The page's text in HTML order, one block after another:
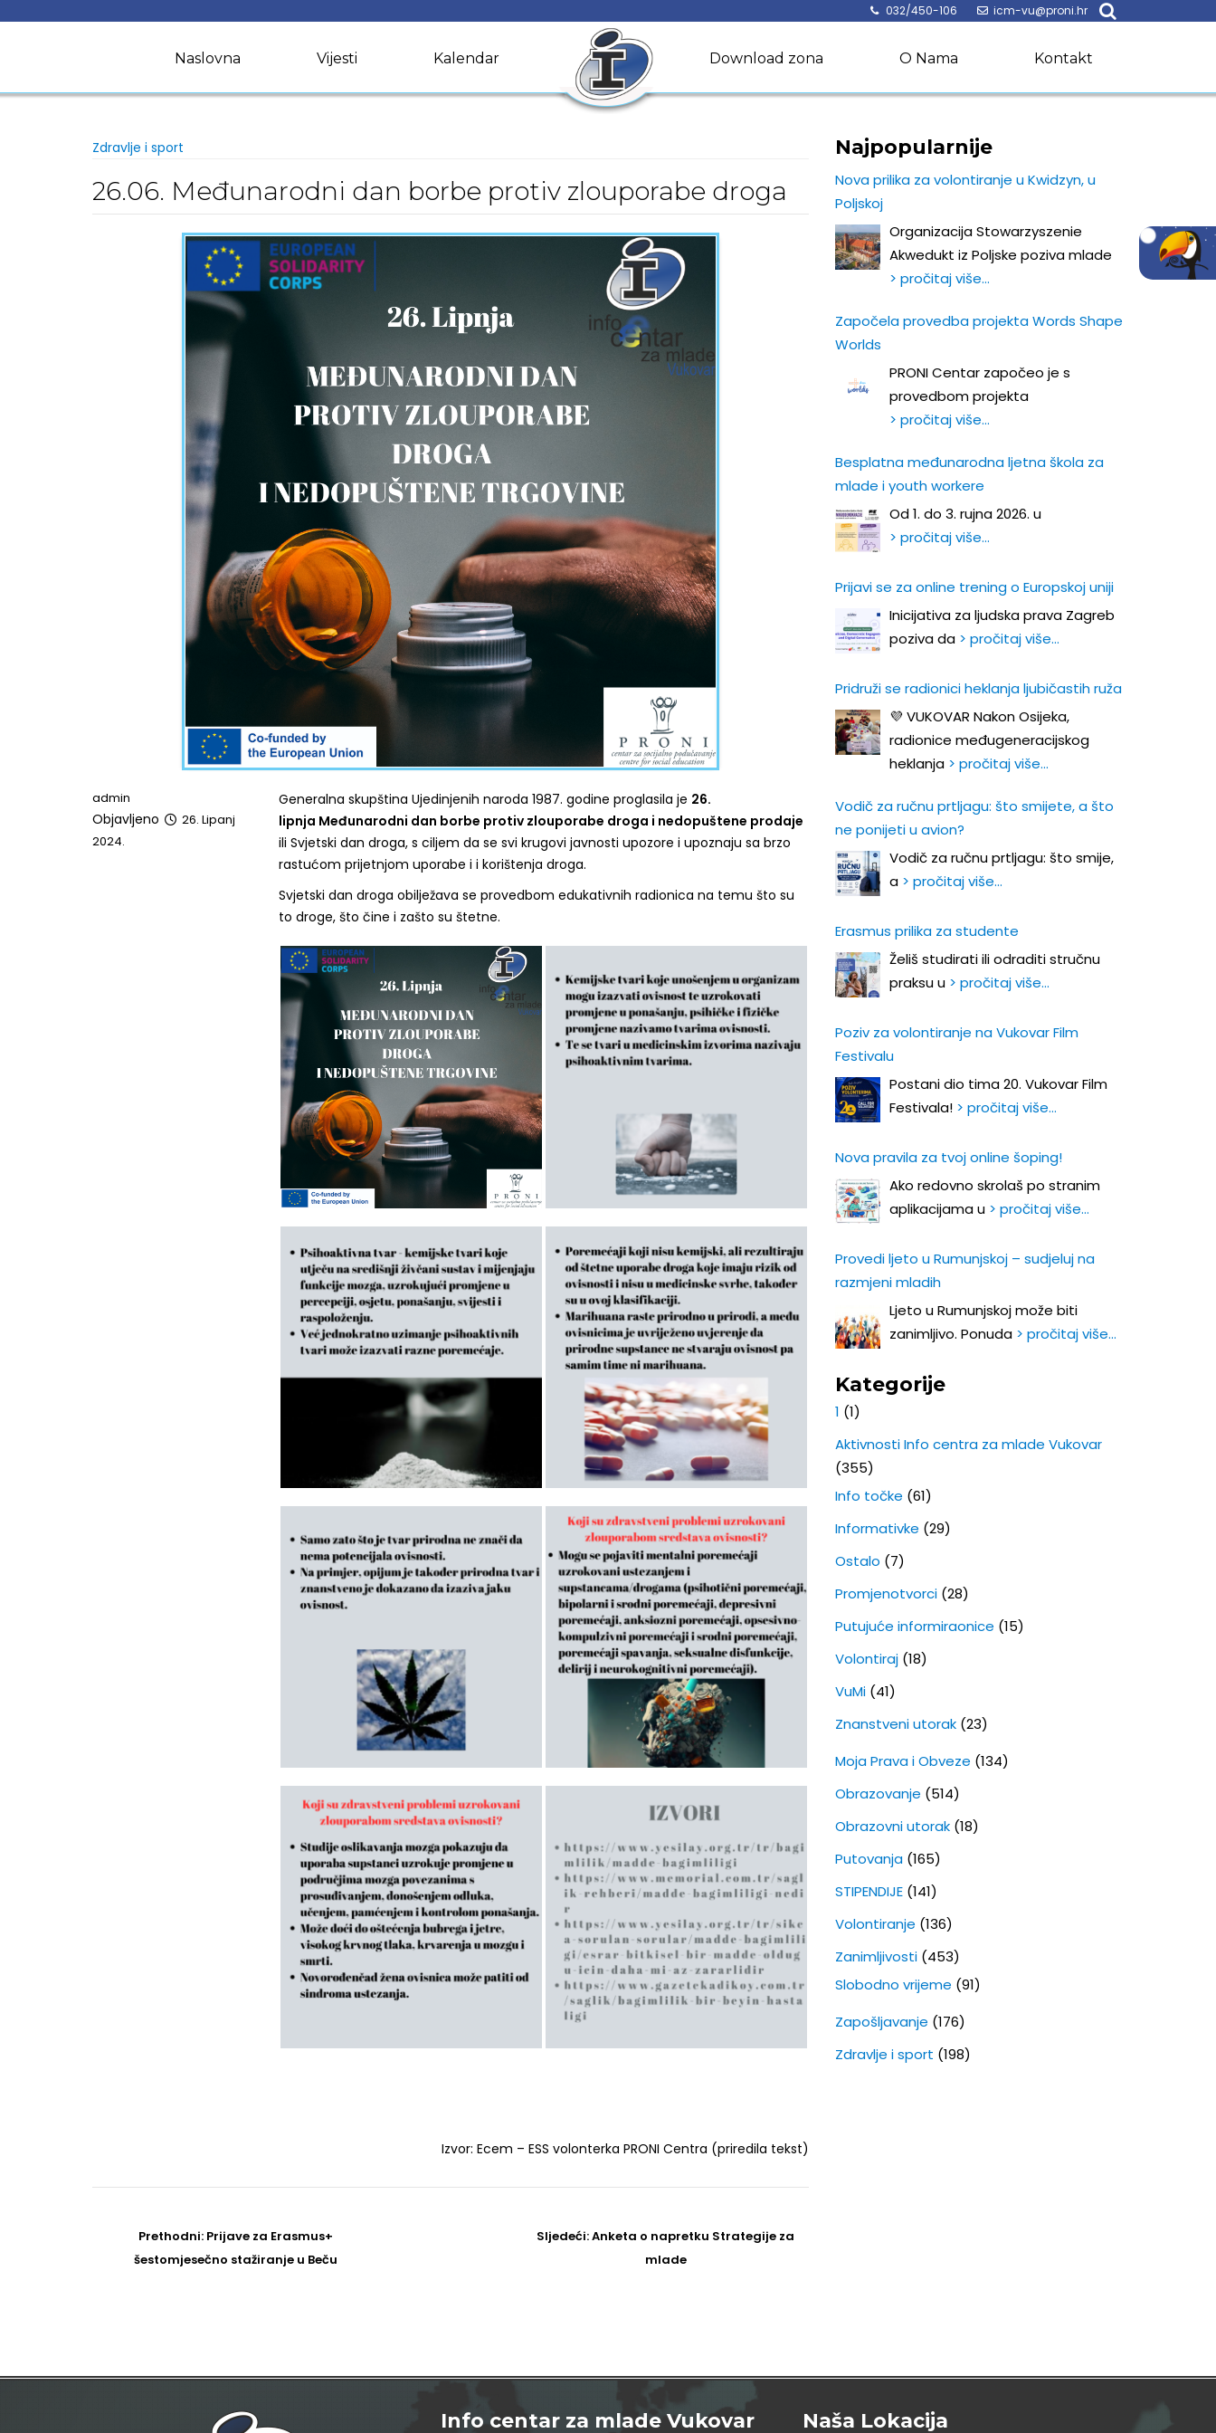
032/450-106 icm-vu@proni.hr
Naslovna Vijesti Kalendar Download zona O Nama Kontakt
Zdravlje i sport
26.06. Međunarodni dan borbe protiv zlouporabe droga
Generalna skupština Ujedinjenih naroda 1987. godine proglasila je 26.
lipnja Međunarodni dan borbe protiv zlouporabe droga i nedopuštene prodaje
ili Svjetski dan droga, s ciljem da se svi krugovi javnosti upozore i upoznaju sa brzo
rastućom prijetnjom uporabe i i korištenja droga.
Svjetski dan droga obilježava se provedbom edukativnih radionica na temu što su
to droge, što čine i zašto su štetne.
Izvor: Ecem – ESS volonterka PRONI Centra (priredila tekst)
admin
Objavljeno
26. Lipanj
2024.
navigation
Prethodni: Prethodni
post
Prijave za Erasmus+
šestomjesečno stažiranje u Beču
Sljedeći:Sljedeći
Anketa o napretku Strategije za
mlade
Najpopularnije
Nova prilika za volontiranje u Kwidzyn, u
Poljskoj
Organizacija Stowarzyszenie
Akwedukt iz Poljske poziva mlade
> pročitaj više…
Započela provedba projekta Words Shape
Worlds
PRONI Centar započeo je s
provedbom projekta
> pročitaj više…
Besplatna međunarodna ljetna škola za
mlade i youth workere
Od 1. do 3. rujna 2026. u
> pročitaj više…
Prijavi se za online trening o Europskoj uniji
Inicijativa za ljudska prava Zagreb
poziva da > pročitaj više…
Pridruži se radionici heklanja ljubičastih ruža
💜 VUKOVAR Nakon Osijeka,
radionice međugeneracijskog
heklanja > pročitaj više…
Vodič za ručnu prtljagu: što smijete, a što
ne ponijeti u avion?
Vodič za ručnu prtljagu: što smije,
a > pročitaj više…
Erasmus prilika za studente
Želiš studirati ili odraditi stručnu
praksu u > pročitaj više…
Poziv za volontiranje na Vukovar Film
Festivalu
Postani dio tima 20. Vukovar Film
Festivala! > pročitaj više…
Nova pravila za tvoj online šoping!
Ako redovno skrolaš po stranim
aplikacijama u > pročitaj više…
Provedi ljeto u Rumunjskoj – sudjeluj na
razmjeni mladih
Ljeto u Rumunjskoj može biti
zanimljivo. Ponuda > pročitaj više…
Kategorije
1 (1)
Aktivnosti Info centra za mlade Vukovar
(355)
Info točke (61)
Informativke (29)
Ostalo (7)
Promjenotvorci(28)
Putujuće informiraonice (15)
Volontiraj(18)
VuMi(41)
Znanstveni utorak(23)
Moja Prava i Obveze (134)
Obrazovanje (514)
Obrazovni utorak(18)
Putovanja(165)
STIPENDIJE(141)
Volontiranje (136)
Zanimljivosti(453)
Slobodno vrijeme (91)
Zapošljavanje (176)
Zdravlje i sport (198)
Info centar za mlade Vukovar Naša Lokacija